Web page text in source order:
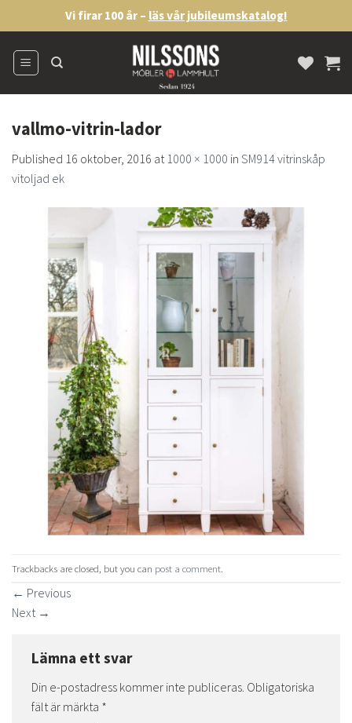
to
content
Vi firar 100 år – läs vår jubileumskatalog!
vallmo-vitrin-lador
Published 16 oktober, 2016 at1000 × 1000 in SM914 vitrinskåp
vitoljad ek
Trackbacks are closed, but you can post a comment
← Previous
Next →
Lämna ett svar
Din e-postadress kommer inte publiceras. Obligatoriska
fält är märkta *